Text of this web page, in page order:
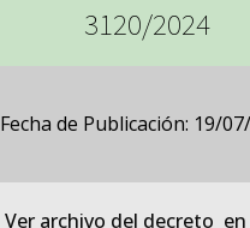
3120/2024
Fecha de Publicación: 19/
Ver archivo del decreto en